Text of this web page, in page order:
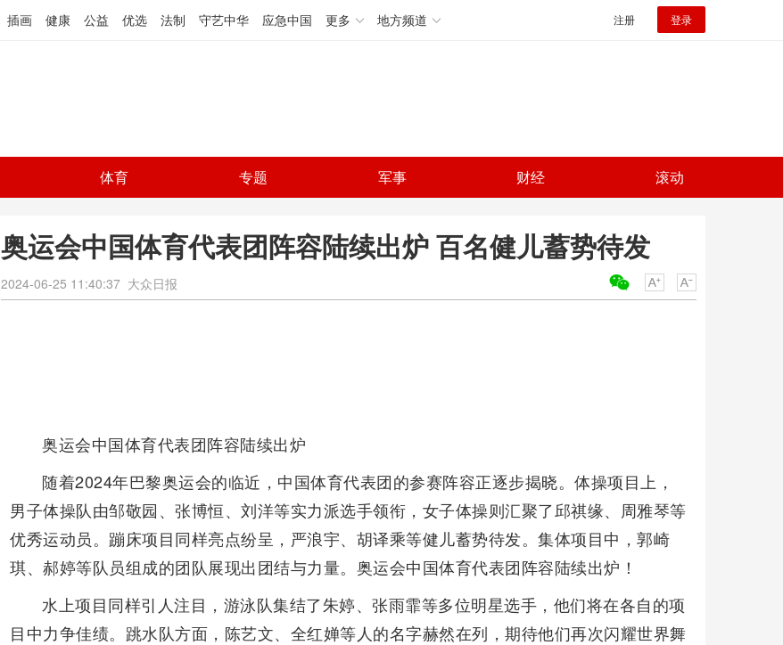
插画 健康 公益 优选 法制 守艺中华 应急中国 更多 地方频道 注册 登录
体育 专题 军事 财经 滚动
奥运会中国体育代表团阵容陆续出炉 百名健儿蓄势待发
2024-06-25 11:40:37 大众日报
奥运会中国体育代表团阵容陆续出炉
随着2024年巴黎奥运会的临近，中国体育代表团的参赛阵容正逐步揭晓。体操项目上，
男子体操队由邹敬园、张博恒、刘洋等实力派选手领衔，女子体操则汇聚了邱祺缘、周雅琴等
优秀运动员。蹦床项目同样亮点纷呈，严浪宇、胡译乘等健儿蓄势待发。集体项目中，郭崎
琪、郝婷等队员组成的团队展现出团结与力量。奥运会中国体育代表团阵容陆续出炉！
水上项目同样引人注目，游泳队集结了朱婷、张雨霏等多位明星选手，他们将在各自的项
目中力争佳绩。跳水队方面，陈艺文、全红婵等人的名字赫然在列，期待他们再次闪耀世界舞